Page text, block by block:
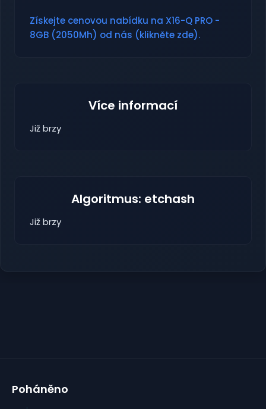
Získejte cenovou nabídku na X16-Q PRO -
8GB (2050Mh) od nás (klikněte zde).
Více informací
Již brzy
Algoritmus: etchash
Již brzy
Poháněno